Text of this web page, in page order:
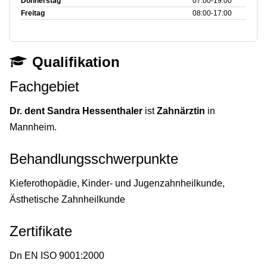
Freitag
08:00‑17:00
Qualifikation
Fachgebiet
Dr. dent Sandra Hessenthaler istZahnärztin in
Mannheim.
Behandlungsschwerpunkte
Kieferothopädie, Kinder- und Jugenzahnheilkunde,
Ästhetische Zahnheilkunde
Zertifikate
Dn EN ISO 9001:2000